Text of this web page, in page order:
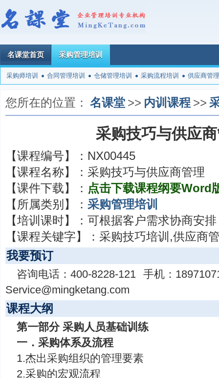
名课堂首页 采购管理培训
采购师培训 合同管理培训 仓储管理培训 采购流程培训 供应商管
您所在的位置： 名课堂 >> 内训课程 >>
采购技巧与供应
【课程编号】： NX00445
【课程名称】： 采购技巧与供应商管理
【课件下载】： 点击下载课程纲要Word
【所属类别】： 采购管理培训
【培训课时】： 可根据客户需求协商安排
【课程关键字】： 采购技巧培训,供应商
我要预订
咨询电话：400-8228-121 手机：
Service@mingketang.com
课程大纲
第一部分 采购人员基础训练
一．采购体系及流程
1.杰出采购组织的管理要素
2.采购的宏观流程